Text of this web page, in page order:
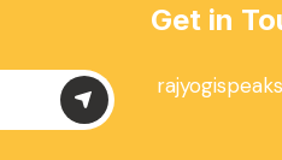
Get in